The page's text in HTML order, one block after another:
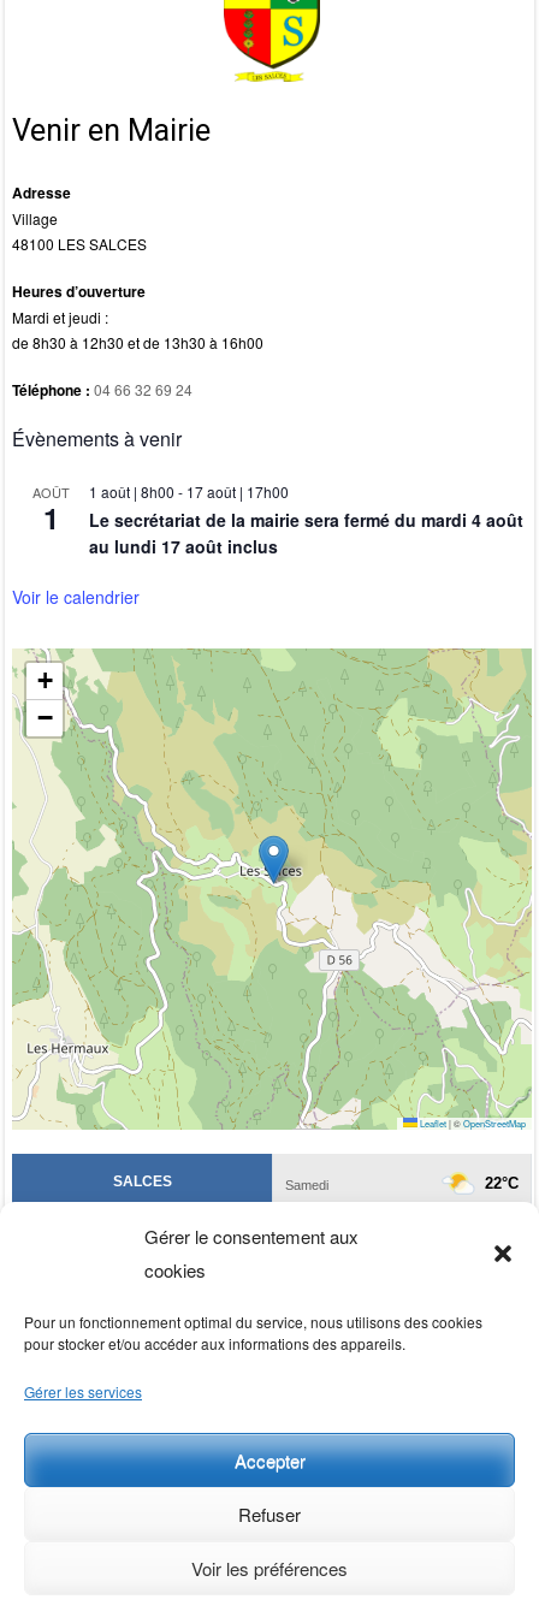
Gérer le consentement aux
cookies
Pour un fonctionnement optimal du service, nous utilisons des cookies
pour stocker et/ou accéder aux informations des appareils.
Gérer les services
Accepter
Refuser
Voir les préférences
Venir en Mairie
Adresse
Village
48100 LES SALCES
Heures d’ouverture
Mardi et jeudi :
de 8h30 à 12h30 et de 13h30 à 16h00
Téléphone : 04 66 32 69 24
Évènements à venir
AOÛT
1
1 août | 8h00 - 17 août | 17h00
Le secrétariat de la mairie sera fermé du mardi 4 août
au lundi 17 août inclus
Voir le calendrier
+
−
Leaflet |©OpenStreetMap
Rechercher